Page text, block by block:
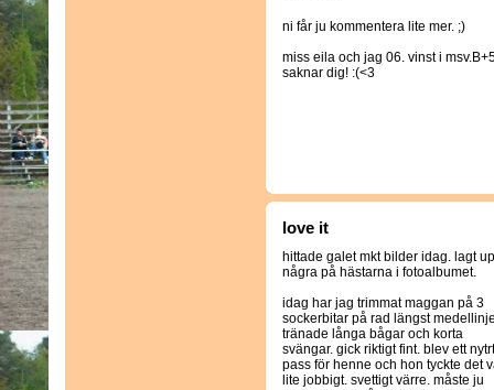
ni får ju kommentera lite mer. ;)
miss eila och jag 06. vinst i
saknar dig! :(<3
love it
hittade galet mkt bilder idag. lagt
några på hästarna i fotoalbumet.
idag har jag trimmat maggan på 3
sockerbitar på rad längst
tränade långa bågar och korta
svängar. gick riktigt fint. blev ett
pass för henne och hon tyckte det
lite jobbigt. svettigt värre. måste ju